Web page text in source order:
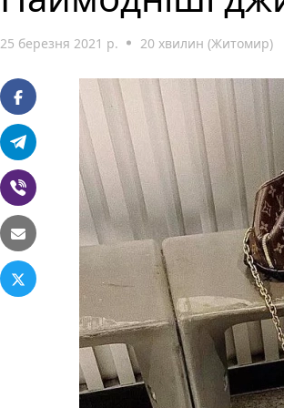
25 березня 2021 р. 20 хвилин (Житомир)